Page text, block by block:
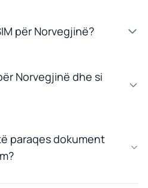
për Norvegjinë?
Norvegjinë dhe si
paraqes dokument